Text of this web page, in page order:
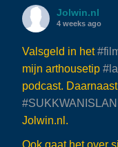
Jolwin.nl
4 weeks ago
Valsgeld in het
mijn arthousetip
podcast.
Jolwin.nl.
Ook gaat het over